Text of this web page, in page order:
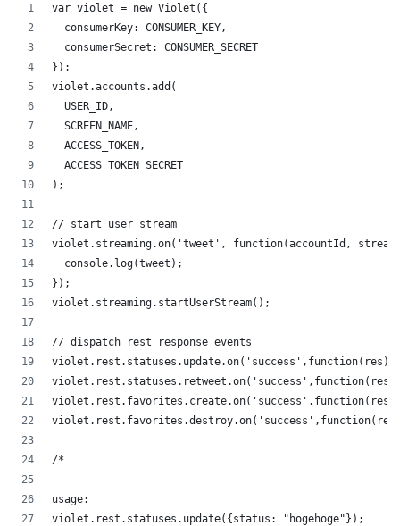
var violet = new Violet({
  consumerKey: CONSUMER_KEY,
  consumerSecret: CONSUMER_SECRET
});
violet.accounts.add(
  USER_ID,
  SCREEN_NAME,
  ACCESS_TOKEN,
  ACCESS_TOKEN_SECRET
);
// start user stream
violet.streaming.on('tweet', function(accountId,
  console.log(tweet);
});
violet.streaming.startUserStream();
// dispatch rest response events
/*
usage:
violet.rest.statuses.update({status: "hogehoge"});